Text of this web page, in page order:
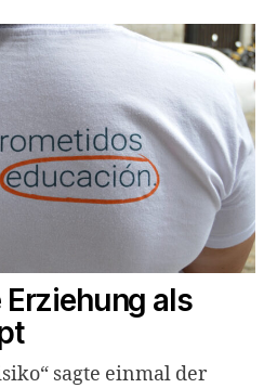
als
sagte einmal der